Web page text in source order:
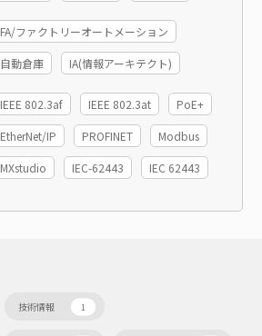
FA/ファクトリーオートメーション
自動倉庫 IA(情報アーキテクト)
IEEE 802.3af IEEE 802.3at PoE+
EtherNet/IP PROFINET Modbus
MXstudio IEC-62443 IEC 62443
技術情報 1